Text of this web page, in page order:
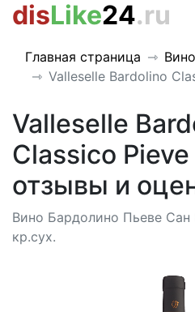
disLike24.ru
Главная страница
Valleselle Bardolino
Valleselle
Classico
отзывы и
Вино Бардолино Пьеве Сан
кр.сух.